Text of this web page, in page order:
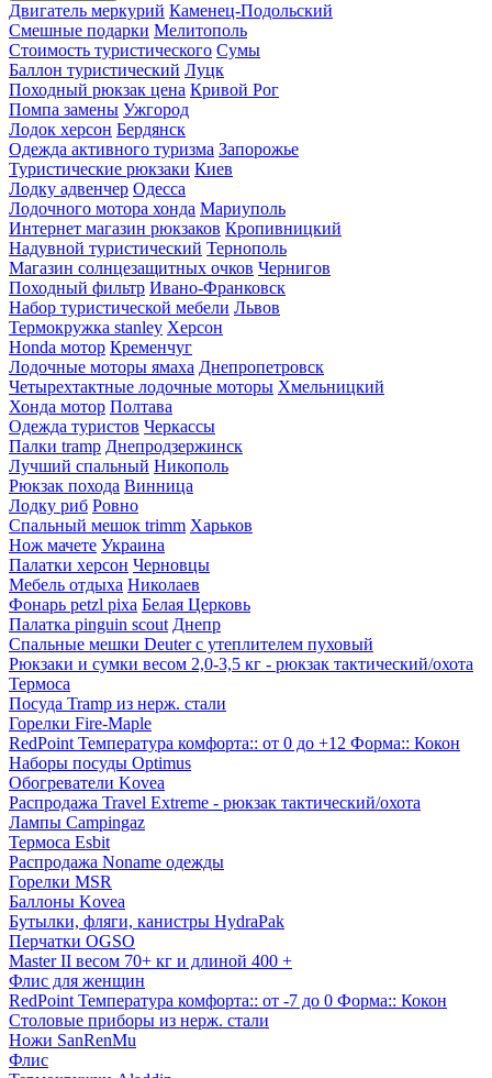
Двигатель меркурий Каменец-Подольский
Смешные подарки Мелитополь
Стоимость туристического Сумы
Баллон туристический Луцк
Походный рюкзак цена Кривой Рог
Помпа замены Ужгород
Лодок херсон Бердянск
Одежда активного туризма Запорожье
Туристические рюкзаки Киев
Лодку адвенчер Одесса
Лодочного мотора хонда Мариуполь
Интернет магазин рюкзаков Кропивницкий
Надувной туристический Тернополь
Магазин солнцезащитных очков Чернигов
Походный фильтр Ивано-Франковск
Набор туристической мебели Львов
Термокружка stanley Херсон
Honda мотор Кременчуг
Лодочные моторы ямаха Днепропетровск
Четырехтактные лодочные моторы Хмельницкий
Хонда мотор Полтава
Одежда туристов Черкассы
Палки tramp Днепродзержинск
Лучший спальный Никополь
Рюкзак похода Винница
Лодку риб Ровно
Спальный мешок trimm Харьков
Нож мачете Украина
Палатки херсон Черновцы
Мебель отдыха Николаев
Фонарь petzl pixa Белая Церковь
Палатка pinguin scout Днепр
Спальные мешки Deuter с утеплителем пуховый
Рюкзаки и сумки весом 2,0-3,5 кг - рюкзак тактический/охота
Термоса
Посуда Tramp из нерж. стали
Горелки Fire-Maple
RedPoint Температура комфорта:: от 0 до +12 Форма:: Кокон
Наборы посуды Optimus
Обогреватели Kovea
Распродажа Travel Extreme - рюкзак тактический/охота
Лампы Campingaz
Термоса Esbit
Распродажа Noname одежды
Горелки MSR
Баллоны Kovea
Бутылки, фляги, канистры HydraPak
Перчатки OGSO
Master II весом 70+ кг и длиной 400 +
Флис для женщин
RedPoint Температура комфорта:: от -7 до 0 Форма:: Кокон
Столовые приборы из нерж. стали
Ножи SanRenMu
Флис